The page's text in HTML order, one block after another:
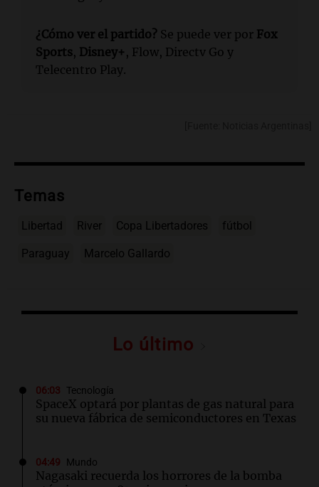
¿Cómo ver el partido? Se puede ver por Fox
Sports, Disney+ , Flow, Directv Go y
Telecentro Play.
Temas
Libertad River Copa Libertadores fútbol
Paraguay Marcelo Gallardo
Lo último
06:03 Tecnología
SpaceX optará por plantas de gas natural para
su nueva fábrica de semiconductores en Texas
04:49 Mundo
Nagasaki recuerda los horrores de la bomba